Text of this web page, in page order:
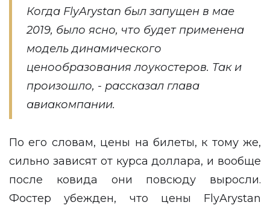
Когда FlyArystan был запущен в мае
2019, было ясно, что будет применена
модель динамического
ценообразования лоукостеров. Так и
произошло, - рассказал глава
авиакомпании.
По его словам, цены на билеты, к тому же,
сильно зависят от курса доллара, и вообще
после ковида они повсюду выросли.
Фостер убежден, что цены FlyArystan